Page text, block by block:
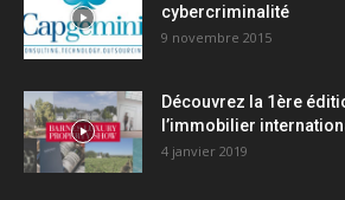
cybercriminalité
9 novembre 2015
Découvrez la 1ère
l’immobilier
4 janvier 2019